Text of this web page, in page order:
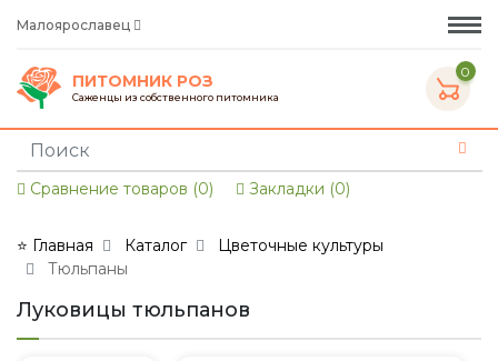
Малоярославец
ПИТОМНИК РОЗ
Саженцы из собственного питомника
0
Сравнение товаров (0) Закладки (0)
⭐ Главная Каталог
Цветочные культуры
Тюльпаны
Луковицы тюльпанов